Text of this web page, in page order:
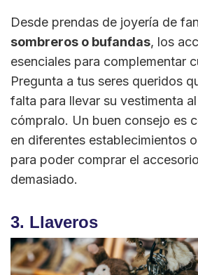
Desde prendas de joyería de
sombreros o bufandas, los
esenciales para complementar
Pregunta a tus seres queridos
falta para llevar su vestimenta
cómpralo. Un buen consejo es
en diferentes establecimientos
para poder comprar el
demasiado.
3. Llaveros